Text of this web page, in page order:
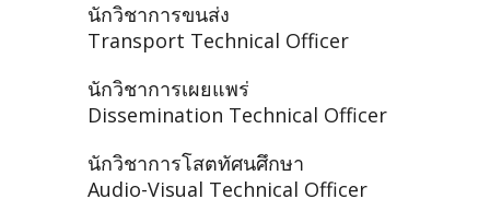
นักวิชาการขนส่ง
Transport Technical Officer
นักวิชาการเผยแพร่
Dissemination Technical Officer
นักวิชาการโสตทัศนศึกษา
Audio-Visual Technical Officer